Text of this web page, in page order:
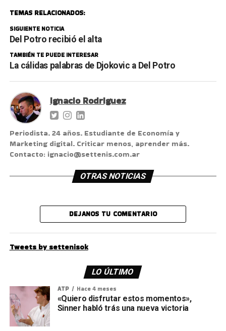
TEMAS RELACIONADOS:
SIGUIENTE NOTICIA
Del Potro recibió el alta
TAMBIÉN TE PUEDE INTERESAR
La cálidas palabras de Djokovic a Del Potro
Ignacio Rodriguez
Periodista. 24 años. Estudiante de Economía y
Marketing digital. Criticar menos, aprender más.
Contacto: ignacio@settenis.com.ar
OTRAS NOTICIAS
DEJANOS TU COMENTARIO
Tweets by settenisok
LO ÚLTIMO
ATP Hace 4 meses
«Quiero disfrutar estos momentos»,
Sinner habló trás una nueva victoria